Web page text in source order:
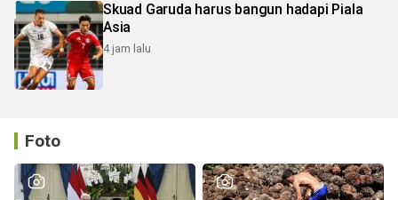
Skuad Garuda harus bangun hadapi Piala
Asia
4 jam lalu
Foto